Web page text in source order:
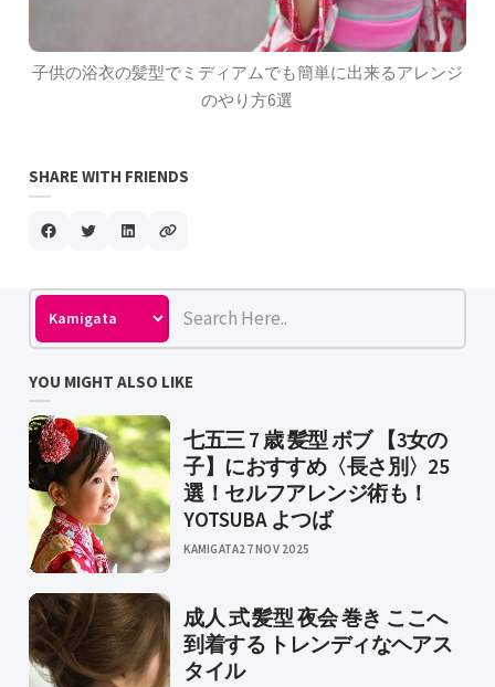
子供の浴衣の髪型でミディアムでも簡単に出来るアレンジ
のやり方6選
SHARE WITH FRIENDS
YOU MIGHT ALSO LIKE
七五三 7 歳 髪型 ボブ 【3女の
子】におすすめ〈長さ別〉25
選！セルフアレンジ術も！
YOTSUBA よつば
KAMIGATA27 NOV 2025
成人 式 髪型 夜会 巻き ここへ
到着する トレンディなヘアス
タイル